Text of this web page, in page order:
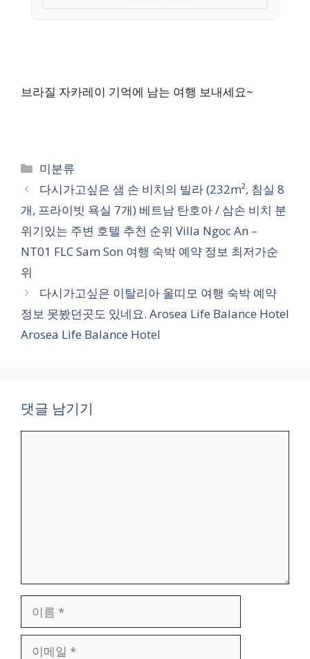
브라질 자카레이 기억에 남는 여행 보내세요~
카
테
고
리
미분류
다시가고싶은 샘 손 비치의 빌라 (232m², 침실 8
개, 프라이빗 욕실 7개) 베트남 탄호아 / 삼손 비치 분
위기있는 주변 호텔 추천 순위 Villa Ngoc An –
NT01 FLC Sam Son 여행 숙박 예약 정보 최저가순
위
다시가고싶은 이탈리아 울띠모 여행 숙박 예약
정보 못봤던곳도 있네요. Arosea Life Balance Hotel
Arosea Life Balance Hotel
댓글 남기기